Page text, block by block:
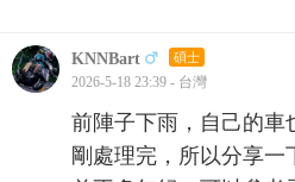
KNNBart 碩士
2026-5-18 23:39 - 台灣
前陣子下雨，自己的車
剛處理完，所以分享